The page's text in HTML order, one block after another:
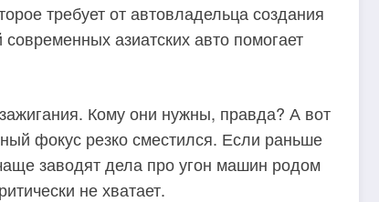
требует от автовладельца создания
азиатских авто помогает
Кому они нужны, правда? А вот
фокус резко сместился. Если раньше
заводят дела про угон машин родом
не хватает.